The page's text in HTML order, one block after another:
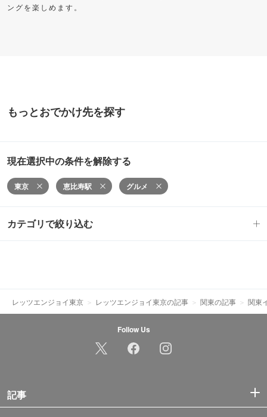
ングを楽しめます。
もっとおでかけ先を探す
現在選択中の条件を解除する
東京 恵比寿駅 グルメ
カテゴリで絞り込む
レッツエンジョイ東京 レッツエンジョイ東京の記事 関東の記事 関東
Follow Us
記事